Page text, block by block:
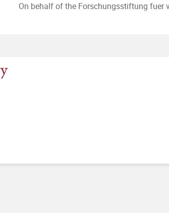
On behalf of the Forschungsstiftung fuer